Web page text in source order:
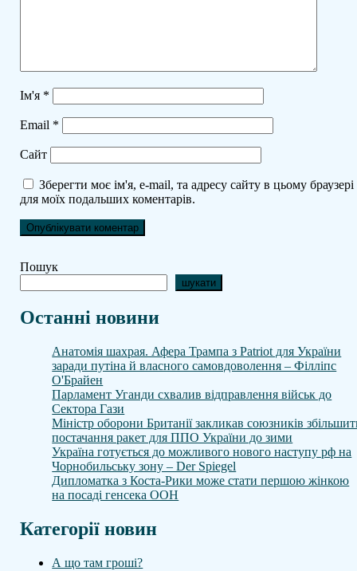
Ім'я *
Email *
Сайт
Зберегти моє ім'я, e-mail, та адресу сайту в цьому браузері
для моїх подальших коментарів.
Пошук
шукати
Останні новини
Анатомія шахрая. Афера Трампа з Patriot для України
заради путіна й власного самовдоволення – Філліпс
О'Брайен
Парламент Уганди схвалив відправлення військ до
Сектора Гази
Міністр оборони Британії закликав союзників
постачання ракет для ППО України до зими
Україна готується до можливого нового наступу рф на
Чорнобильську зону – Der Spiegel
Дипломатка з Коста-Рики може стати першою жінкою
на посаді генсека ООН
Категорії новин
А що там гроші?